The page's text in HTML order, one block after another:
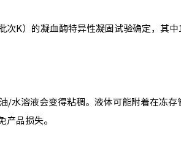
K）的凝血酶特异性凝固试验确定，其
溶液会变得粘稠。液体可能附着在冻存
产品损失。